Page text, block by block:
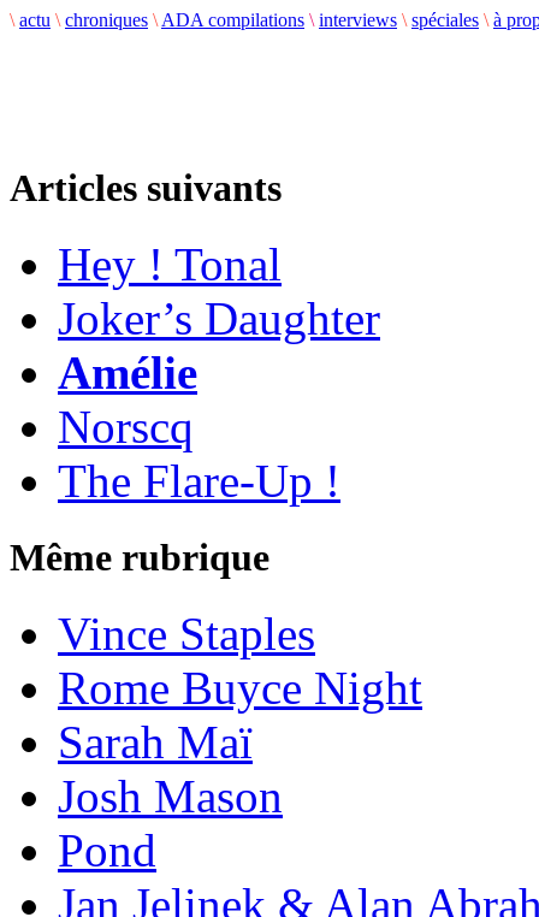
\ actu \ chroniques \ ADA compilations \ interviews \ spéciales \ à
Articles suivants
Hey ! Tonal
Joker’s Daughter
Amélie
Norscq
The Flare-Up !
Même rubrique
Vince Staples
Rome Buyce Night
Sarah Maï
Josh Mason
Pond
Jan Jelinek & Alan